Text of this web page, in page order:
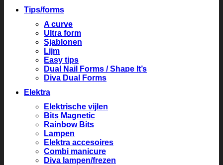
Tips/forms
A curve
Ultra form
Sjablonen
Lijm
Easy tips
Dual Nail Forms / Shape It’s
Diva Dual Forms
Elektra
Elektrische vijlen
Bits Magnetic
Rainbow Bits
Lampen
Elektra accesoires
Combi manicure
Diva lampen/frezen